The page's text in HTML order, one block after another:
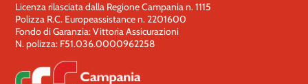
Licenza rilasciata dalla Regione Campania n. 1115
Polizza R.C. Europeassistance n. 2201600
Fondo di Garanzia: Vittoria Assicurazioni
N. polizza: F51.036.0000962258